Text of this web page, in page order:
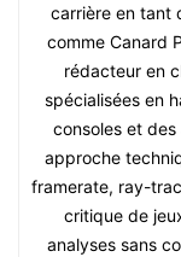
carrière en tant
comme Canard
rédacteur en
spécialisées en
consoles et des
approche
framerate, ray-
critique de
analyses sans